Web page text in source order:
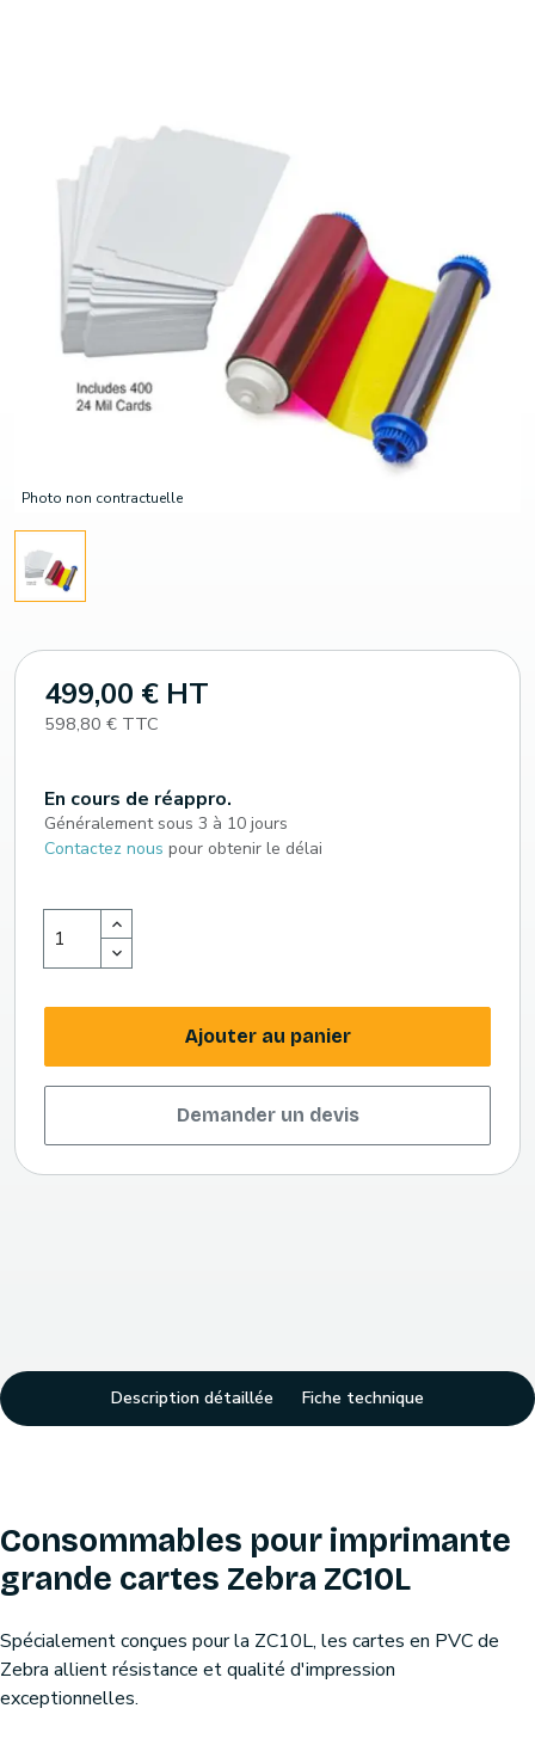
Photo non contractuelle
499,00 € HT
598,80 € TTC
En cours de réappro.
Généralement sous 3 à 10 jours
Contactez nous pour obtenir le délai
Ajouter au panier
Demander un devis
Description détaillée Fiche technique
Consommables pour imprimante
grande cartes Zebra ZC10L
Spécialement conçues pour la ZC10L, les cartes en PVC de
Zebra allient résistance et qualité d'impression
exceptionnelles.